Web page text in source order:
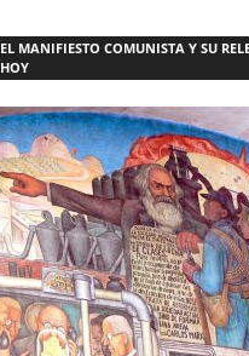
EL MANIFIESTO COMUNISTA Y SU
HOY